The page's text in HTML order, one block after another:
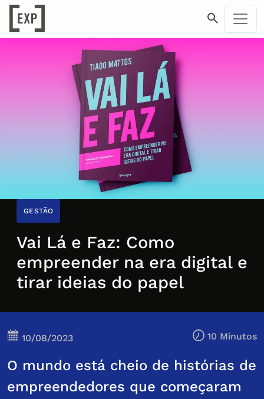
GESTÃO
Vai Lá e Faz: Como
empreender na era digital e
tirar ideias do papel
10/08/2023 10 Minutos
O mundo está cheio de histórias de
empreendedores que começaram